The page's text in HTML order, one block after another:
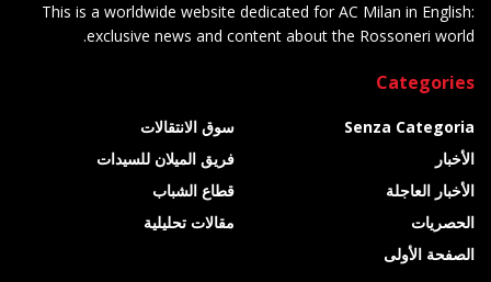
This is a worldwide website dedicated for AC Milan in English:
exclusive news and content about the Rossoneri world.
Categories
Senza Categoria
الأخبار
الأخبار العاجلة
الحصريات
الصفحة الأولى
سوق الانتقالات
فريق الميلان للسيدات
قطاع الشباب
مقالات تحليلية